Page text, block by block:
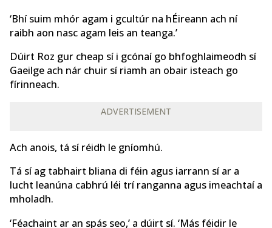
‘Bhí suim mhór agam i gcultúr na hÉireann ach ní
raibh aon nasc agam leis an teanga.’
Dúirt Roz gur cheap sí i gcónaí go bhfoghlaimeodh sí
Gaeilge ach nár chuir sí riamh an obair isteach go
fírinneach.
ADVERTISEMENT
Ach anois, tá sí réidh le gníomhú.
Tá sí ag tabhairt bliana di féin agus iarrann sí ar a
lucht leanúna cabhrú léi trí ranganna agus imeachtaí a
mholadh.
‘Féachaint ar an spás seo,’ a dúirt sí. ‘Más féidir le